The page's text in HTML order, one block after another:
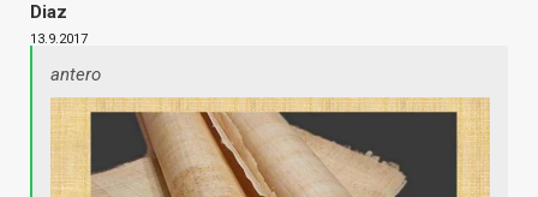
Diaz
13.9.2017
antero